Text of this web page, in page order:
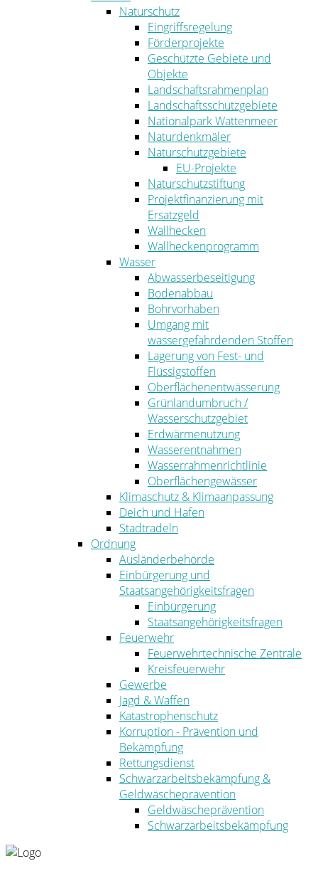
Naturschutz
Eingriffsregelung
Förderprojekte
Geschützte Gebiete und
Objekte
Landschaftsrahmenplan
Landschaftsschutzgebiete
Nationalpark Wattenmeer
Naturdenkmäler
Naturschutzgebiete
EU-Projekte
Naturschutzstiftung
Projektfinanzierung mit
Ersatzgeld
Wallhecken
Wallheckenprogramm
Wasser
Abwasserbeseitigung
Bodenabbau
Bohrvorhaben
Umgang mit
wassergefährdenden Stoffen
Lagerung von Fest- und
Flüssigstoffen
Oberflächenentwässerung
Grünlandumbruch /
Wasserschutzgebiet
Erdwärmenutzung
Wasserentnahmen
Wasserrahmenrichtlinie
Oberflächengewässer
Klimaschutz & Klimaanpassung
Deich und Hafen
Stadtradeln
Ordnung
Ausländerbehörde
Einbürgerung und
Staatsangehörigkeitsfragen
Einbürgerung
Staatsangehörigkeitsfragen
Feuerwehr
Feuerwehrtechnische Zentrale
Kreisfeuerwehr
Gewerbe
Jagd & Waffen
Katastrophenschutz
Korruption - Prävention und
Bekämpfung
Rettungsdienst
Schwarzarbeitsbekämpfung &
Geldwäscheprävention
Geldwäscheprävention
Schwarzarbeitsbekämpfung